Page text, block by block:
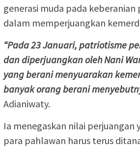
generasi muda pada keberanian
dalam memperjuangkan
“Pada 23 Januari, patriotisme
dan diperjuangkan oleh Nani
yang berani menyuarakan
banyak orang berani
Adianiwaty.
Ia menegaskan nilai perjuangan
para pahlawan harus terus